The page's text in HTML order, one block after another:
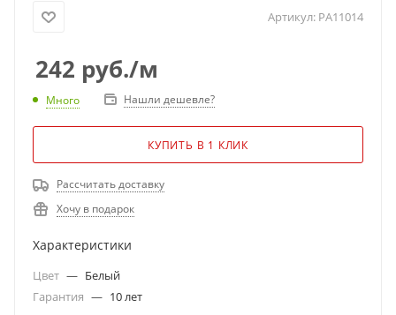
Артикул: PA11014
242 руб./м
Много Нашли дешевле?
КУПИТЬ В 1 КЛИК
Рассчитать доставку
Хочу в подарок
Характеристики
Цвет — Белый
Гарантия — 10 лет